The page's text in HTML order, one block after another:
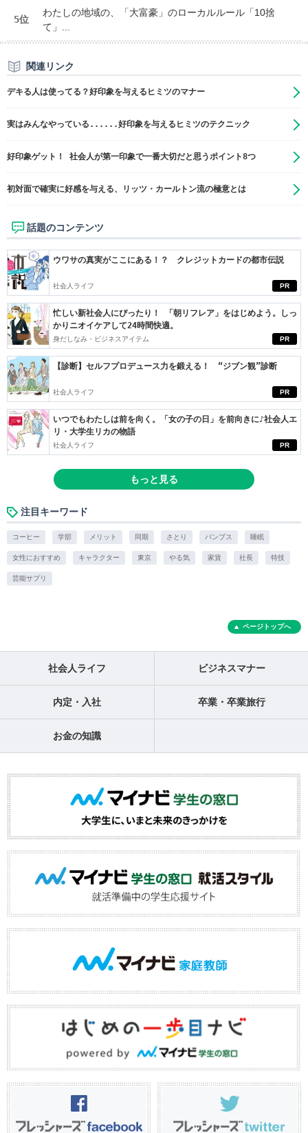
5位
わたしの地域の、「大富豪」のローカルルール「10捨
て」...
関連リンク
デキる人は使ってる？好印象を与えるヒミツのマナー
実はみんなやっている......好印象を与えるヒミツのテクニック
好印象ゲット！ 社会人が第一印象で一番大切だと思うポイント8つ
初対面で確実に好感を与える、リッツ・カールトン流の極意とは
話題のコンテンツ
PR
ウワサの真実がここにある！？ クレジットカードの都市伝説
社会人ライフ
PR
忙しい新社会人にぴったり！ 「朝リフレア」をはじめよう。しっ
かりニオイケアして24時間快適。
身だしなみ・ビジネスアイテム
PR
【診断】セルフプロデュース力を鍛える！ “ジブン観”診断
社会人ライフ
PR
いつでもわたしは前を向く。「女の子の日」を前向きに♪社会人エ
リ・大学生リカの物語
社会人ライフ
もっと見る
注目キーワード
コーヒー 学部 メリット 同期 さとり パンプス 睡眠
女性におすすめ キャラクター 東京 やる気 家賃 社長 特技
芸能サプリ
ページトップへ
社会人ライフ ビジネスマナー
内定・入社 卒業・卒業旅行
お金の知識